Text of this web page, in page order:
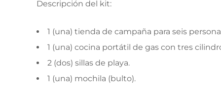
Descripción del kit:
1 (una) tienda de campaña para seis
1 (una) cocina portátil de gas con tres
2 (dos) sillas de playa.
1 (una) mochila (bulto).